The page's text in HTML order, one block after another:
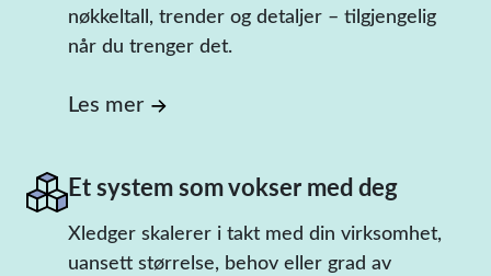
nøkkeltall, trender og detaljer – tilgjengelig
når du trenger det.
Les mer
Et system som vokser med deg
Xledger skalerer i takt med din virksomhet,
uansett størrelse, behov eller grad av